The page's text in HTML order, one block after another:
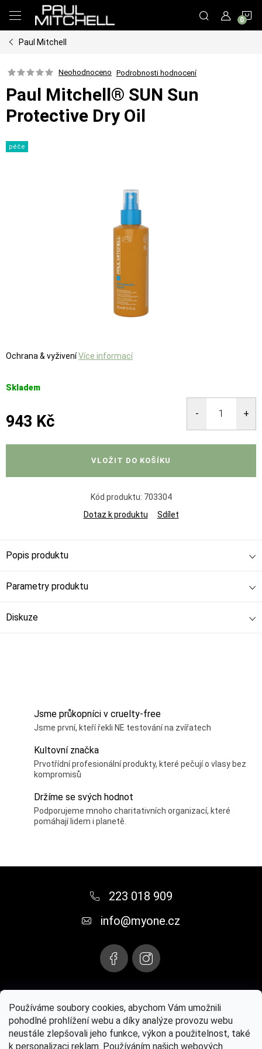
Používáme soubory cookies, abychom Vám umožnili
pohodlné prohlížení webu a díky analýze provozu webu
neustále zlepšovali jeho funkce, výkon a použitelnost, také
k personalizaci reklam. Používáním našich webových
obsah
Paul Mitchell
Neohodnoceno Podrobnosti hodnocení
Paul Mitchell® SUN Sun
Protective Dry Oil
péče
Ochrana & vyživeníVíce informací
Skladem
943 Kč
VLOŽIT DO KOŠÍKU
Kód produktu: 703304
Dotaz k produktu
Sdílet
Popis produktu
Parametry produktu
Diskuze
Jsme průkopníci v cruelty-free
Jsme první, kteří řekli NE testování na zvířatech
Kultovní značka
Prvotřídní profesionální produkty, které pečují o vlasy bez
kompromisů
Držíme se svých hodnot
Podporujeme mnoho charitativních organizací, které
pomáhají lidem i planetě.
223 018 909
info@myone.cz
Instagram
Paul Mitchell® oficiální web MYONE s.r.o. Kontaktujte nás